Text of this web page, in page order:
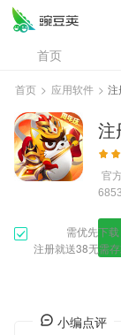
首页
资讯
问答
首页 > 应用软件 > 注
注
官
需优先下载
注册就送38无需
小编点评